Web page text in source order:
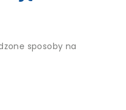
sposoby na